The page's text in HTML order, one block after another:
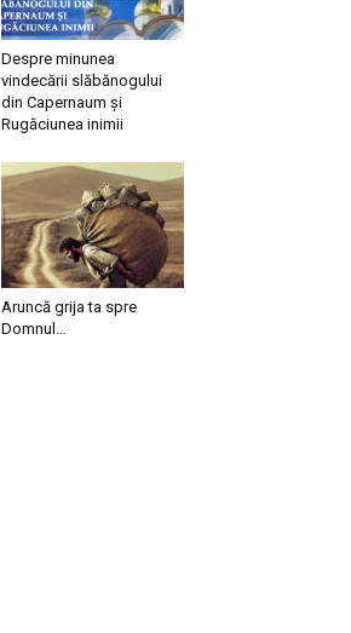
Despre minunea
vindecării slăbănogului
din Capernaum și
Rugăciunea inimii
Aruncă grija ta spre
Domnul…